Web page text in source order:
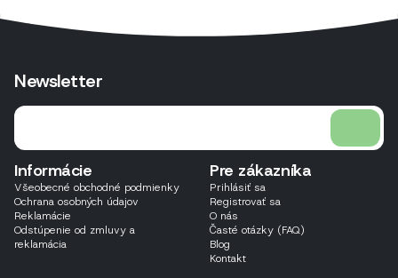
Newsletter
Informácie
Všeobecné obchodné podmienky
Ochrana osobných údajov
Reklamácie
Odstúpenie od zmluvy a
reklamácia
Pre zákazníka
Prihlásiť sa
Registrovať sa
O nás
Časté otázky (FAQ)
Blog
Kontakt